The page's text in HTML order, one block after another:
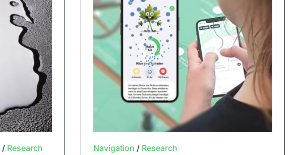
/ Research Navigation / Research